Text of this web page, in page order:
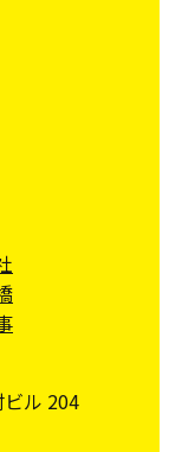
ル 204